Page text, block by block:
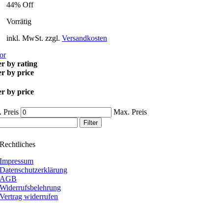
44% Off
Vorrätig
inkl. MwSt. zzgl. Versandkosten
by rating
by price
by price
Preis Max. Preis
Filter
Rechtliches
Impressum
Datenschutzerklärung
AGB
Widerrufsbelehrung
Vertrag widerrufen